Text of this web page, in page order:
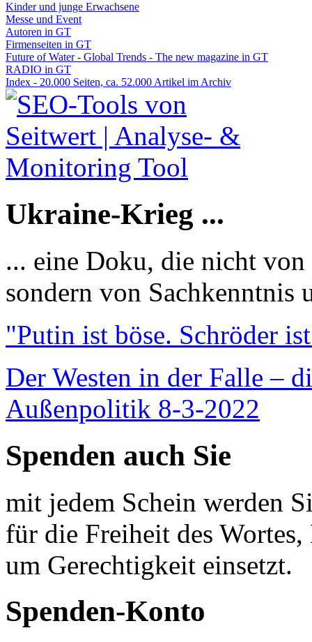
Kinder und junge Erwachsene
Messe und Event
Autoren in GT
Firmenseiten in GT
Future of Water - Global Trends - The new magazine in GT
RADIO in GT
Index - 20.000 Seiten, ca. 52.000 Artikel im Archiv
Ukraine-Krieg ...
... eine Doku, die nicht
sondern von Sachkenntnis
"Putin ist böse. Schröder
Der Westen in der Falle –
Außenpolitik 8-3-2022
Spenden auch Sie
mit jedem Schein werden
für die Freiheit des
um Gerechtigkeit einsetzt.
Spenden-Konto